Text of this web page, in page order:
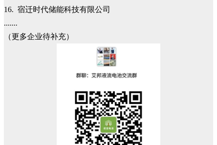
16. 宿迁时代储能科技有限公司
.......
（更多企业待补充）